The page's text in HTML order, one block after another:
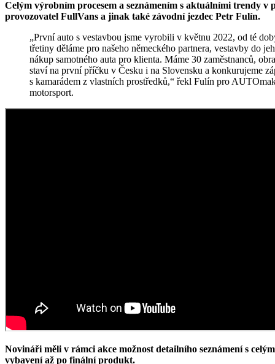
Celým výrobním procesem a seznámením s aktuálními trendy v
provozovatel FullVans a jinak také závodní jezdec Petr Fulín.
„První auto s vestavbou jsme vyrobili v květnu 2022, od té doby produkujeme zhruba 300 aut ročně. Zhruba dvě
třetiny děláme pro našeho německého partnera, vestavby do
nákup samotného auta pro klienta. Máme 30 zaměstnanců,
staví na první příčku v Česku i na Slovensku a konkurujeme
s kamarádem z vlastních prostředků,“ řekl Fulín pro
motorsport.
Novináři měli v rámci akce možnost detailního seznámení s
vybavení až po finální produkt.